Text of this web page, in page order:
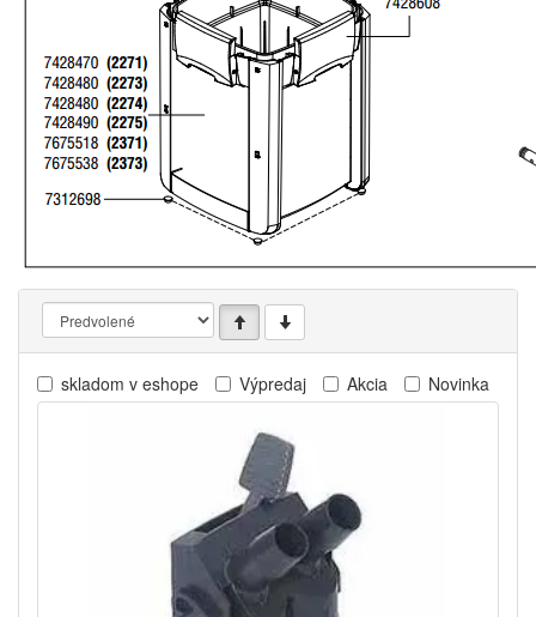
skladom v eshope Výpredaj Akcia Novinka